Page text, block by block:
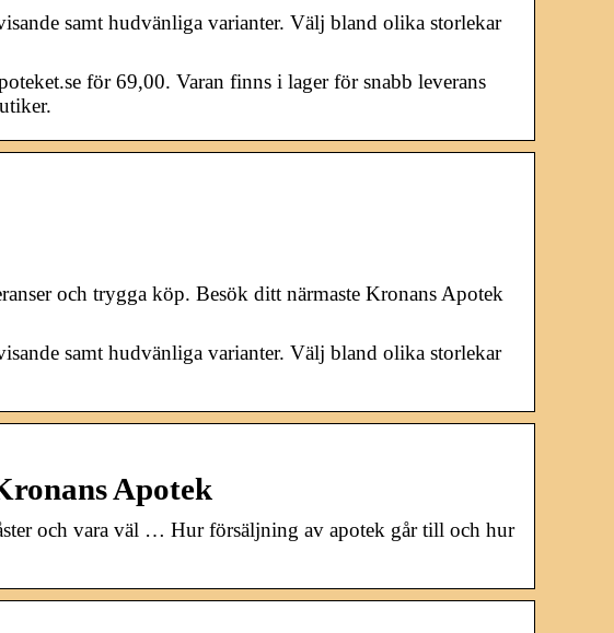
samt hudvänliga varianter. Välj bland olika storlekar
för 69,00. Varan finns i lager för snabb leverans
och trygga köp. Besök ditt närmaste Kronans Apotek
samt hudvänliga varianter. Välj bland olika storlekar
Apotek
och vara väl … Hur försäljning av apotek går till och hur